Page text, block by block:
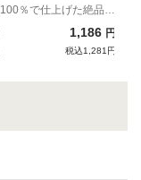
100％で仕上げた絶品極
1,186 円
税込1,281円